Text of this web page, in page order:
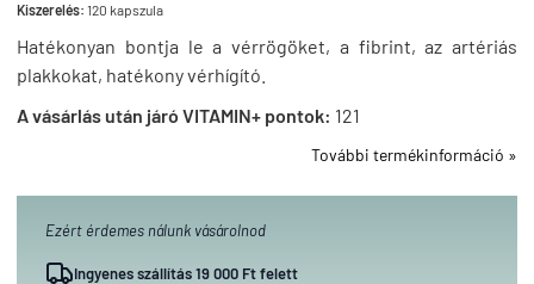
Kiszerelés: 120 kapszula
Hatékonyan bontja le a vérrögöket, a fibrint, az artériás
plakkokat, hatékony vérhígító.
A vásárlás után járó VITAMIN+ pontok: 121
További termékinformáció »
Ezért érdemes nálunk vásárolnod
Ingyenes szállítás 19 000 Ft felett